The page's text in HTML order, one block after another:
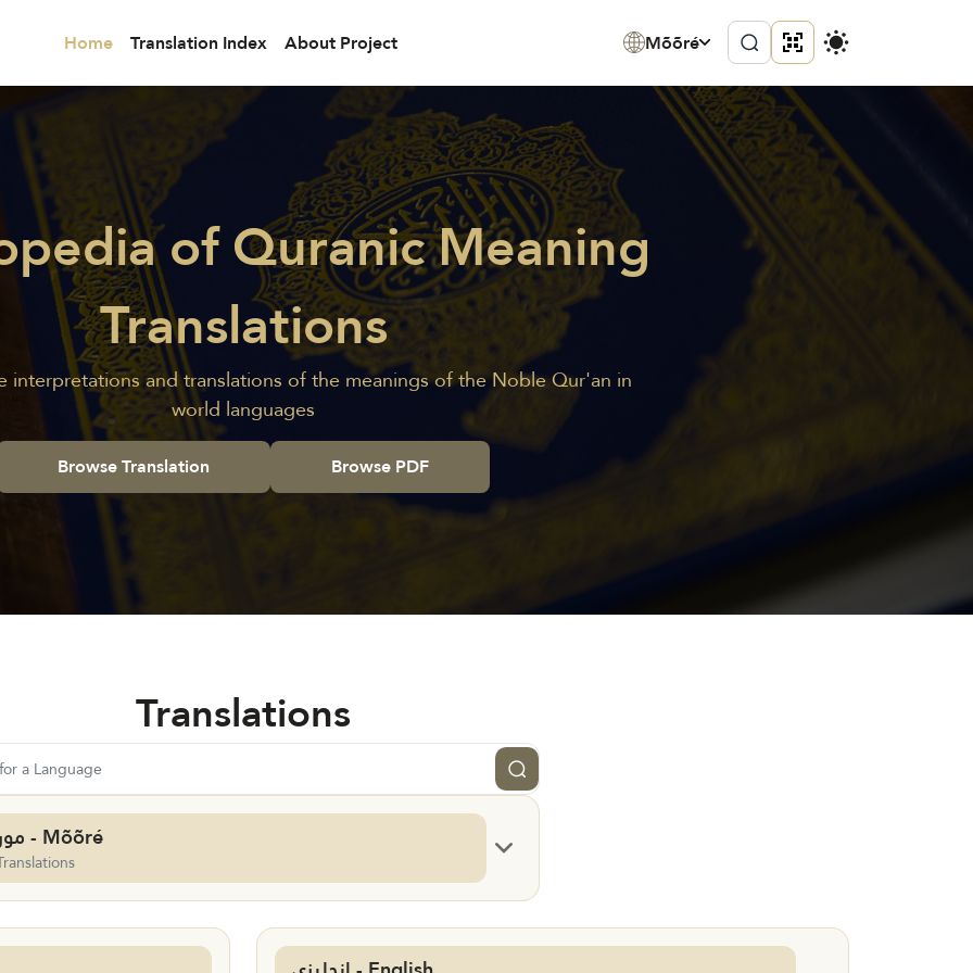
Home Translation Index About Project Mõõré
of Quranic Meaning
Translations
interpretations and translations of the meanings of the Noble Qur'an in
world languages
Browse Translation Browse PDF
Translations
موري - Mõõré